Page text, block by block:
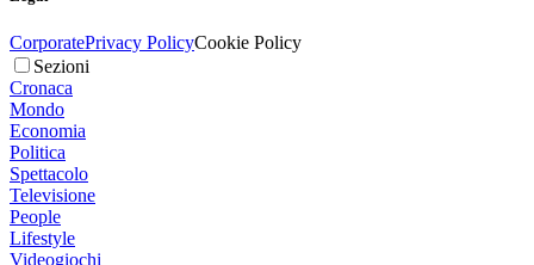
CorporatePrivacy PolicyCookie Policy
Sezioni
Cronaca
Mondo
Economia
Politica
Spettacolo
Televisione
People
Lifestyle
Videogiochi